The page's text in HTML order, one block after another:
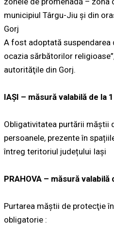
municipiul Târgu-Jiu şi din
Gorj
A fost adoptată suspendarea
ocazia sărbătorilor
autorităţile din Gorj.
IAȘI – măsură valabilă de la
Obligativitatea purtării măștii
persoanele, prezente în
întreg teritoriul județului Iași
PRAHOVA – măsură valabilă
Purtarea măştii de protecţie
obligatorie :